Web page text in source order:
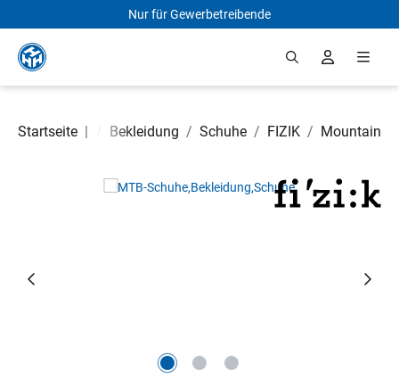
Zum Hauptinhalt springen
Nur für Gewerbetreibende
Startseite |
Fahrradteile Bekleidung / Schuhe / FIZIK / Mountain
Bildergalerie überspringen